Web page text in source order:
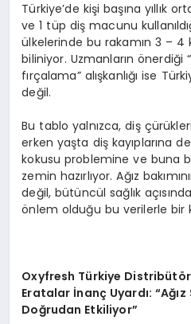
Türkiye’de kişi başına yıllık
ve 1 tüp diş macunu
ülkelerinde bu rakamın 3 –
biliniyor. Uzmanların önerdiği
fırçalama” alışkanlığı ise
değil.
Bu tablo yalnızca, diş
erken yaşta diş kayıplarına
kokusu problemine ve buna
zemin hazırlıyor. Ağız
değil, bütüncül sağlık
önlem olduğu bu verilerle bir
Oxyfresh Türkiye Distribütö
Eratalar İnanç Uyardı: “Ağız
Doğrudan Etkiliyor”